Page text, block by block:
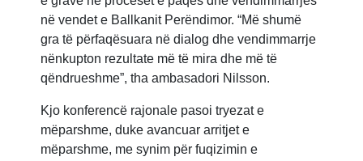
në vendet e Ballkanit Perëndimor. “Më shumë
gra të përfaqësuara në dialog dhe vendimmarrje
nënkupton rezultate më të mira dhe më të
qëndrueshme”, tha ambasadori Nilsson.
Kjo konferencë rajonale pasoi tryezat e
mëparshme, duke avancuar arritjet e
mëparshme, me synim për fuqizimin e